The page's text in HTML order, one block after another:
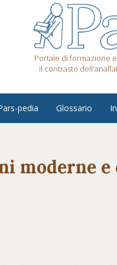
Portale di formazione
il contrasto
pedia Glossario
moderne e